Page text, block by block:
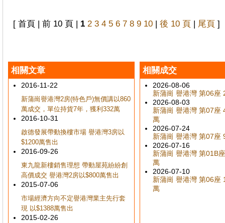
[ 首頁 | 前 10 頁 | 1 2 3 4 5 6 7 8 9 10 | 後 10 頁 | 尾頁 ]
相關文章
2016-11-22
新蒲崗譽港灣2房(特色戶)無價講以860
萬成交，單位持貨7年，獲利332萬
2016-10-31
啟德發展帶動換樓市場 譽港灣3房以
$1200萬售出
2016-09-26
東九龍新樓銷售理想 帶動屋苑紛紛創
高價成交 譽港灣2房以$800萬售出
2015-07-06
市場經濟方向不定譽港灣業主先行套
現 以$1388萬售出
2015-02-26
相關成交
2026-08-06
新蒲崗 譽港灣 第06座
2026-08-03
新蒲崗 譽港灣 第07座
萬
2026-07-24
新蒲崗 譽港灣 第07座
2026-07-16
新蒲崗 譽港灣 第01B
萬
2026-07-10
新蒲崗 譽港灣 第06座
萬